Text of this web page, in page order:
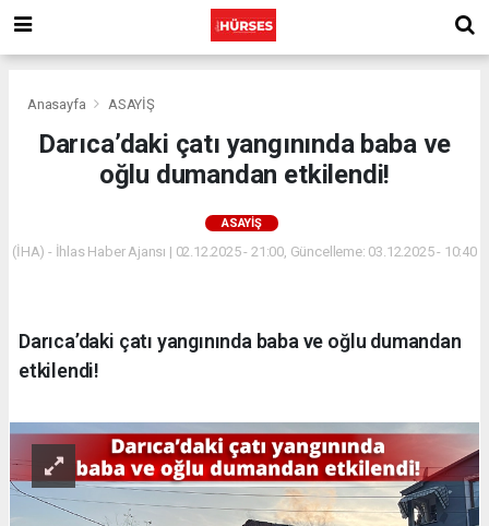
Anasayfa ASAYİŞ
Darıca’daki çatı yangınında baba ve
oğlu dumandan etkilendi!
ASAYİŞ
(İHA) - İhlas Haber Ajansı | 02.12.2025 - 21:00, Güncelleme: 03.12.2025 - 10:40
Darıca’daki çatı yangınında baba ve oğlu dumandan
etkilendi!